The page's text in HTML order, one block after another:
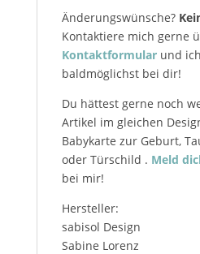
Änderungswünsche?
Kontaktiere mich gerne
Kontaktformular und
baldmöglichst bei dir!
Du hättest gerne noch
Artikel im gleichen
Babykarte zur Geburt,
oder Türschild . Meld
bei mir!
Hersteller:
sabisol Design
Sabine Lorenz